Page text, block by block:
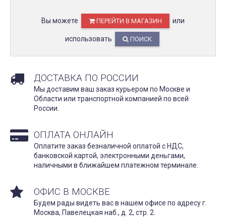
Вы можете ПЕРЕЙТИ В МАГАЗИН или
использовать ПОИСК
ДОСТАВКА ПО РОССИИ
Мы доставим ваш заказ курьером по Москве и
Области или транспортной компанией по всей
России.
ОПЛАТА ОНЛАЙН
Оплатите заказ безналичной оплатой с НДС,
банковской картой, электронными деньгами,
наличными в ближайшем платежном терминале.
ОФИС В МОСКВЕ
Будем рады видеть вас в нашем офисе по адресу г.
Москва, Павелецкая наб., д. 2, стр. 2.